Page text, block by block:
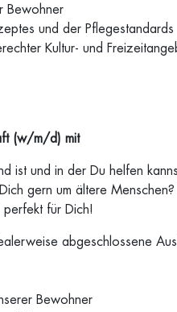
Bewohner
und der Pflegestandards
Kultur- und
(w/m/d) mit
ist und in der Du helfen
gern um ältere
perfekt für Dich!
abgeschlossene
Bewohner